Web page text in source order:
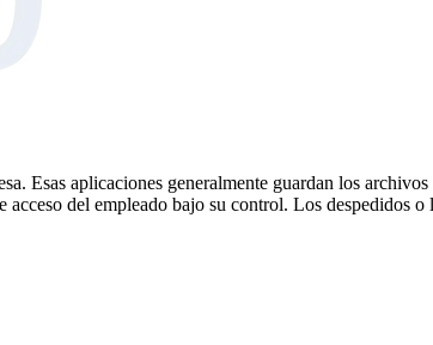
Esas aplicaciones generalmente guardan los
del empleado bajo su control. Los despedidos